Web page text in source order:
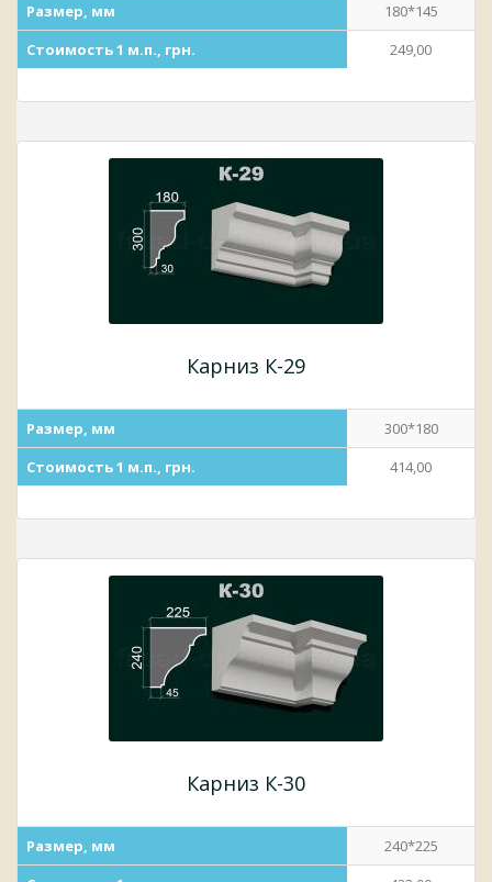
Размер, мм
180*145
Стоимость 1 м.п., грн.
249,00
Карниз К-29
Размер, мм
300*180
Стоимость 1 м.п., грн.
414,00
Карниз К-30
Размер, мм
240*225